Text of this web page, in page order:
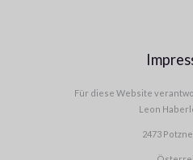
Für diese Website
Leon
2473